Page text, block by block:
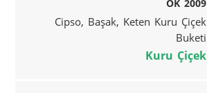
OK 2009
Cipso, Başak, Keten Kuru Çiçek
Buketi
Kuru Çiçek